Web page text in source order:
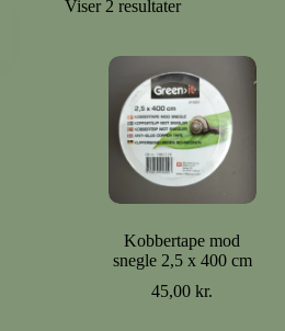
Viser 2 resultater
Kobbertape mod
snegle 2,5 x 400 cm
45,00kr.